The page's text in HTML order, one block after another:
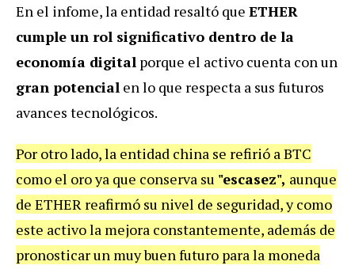
En el infome, la entidad resaltó que ETHER
cumple un rol significativo dentro de la
economía digital porque el activo cuenta con un
gran potencial en lo que respecta a sus futuros
avances tecnológicos.
Por otro lado, la entidad china se refirió a BTC
como el oro ya que conserva su "escasez", aunque
de ETHER reafirmó su nivel de seguridad, y como
este activo la mejora constantemente, además de
pronosticar un muy buen futuro para la moneda